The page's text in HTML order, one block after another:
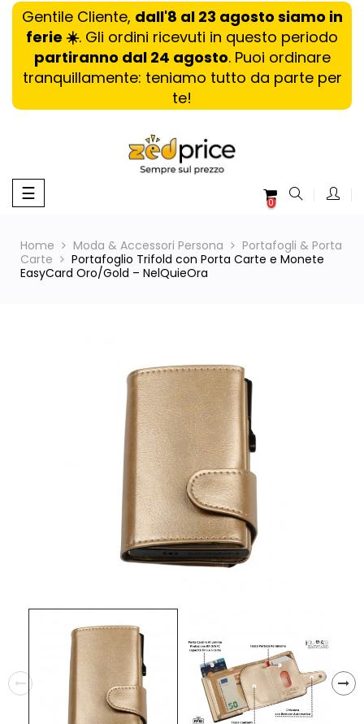
Gentile Cliente, dall'8 al 23 agosto siamo in
ferie ☀️. Gli ordini ricevuti in questo periodo
partiranno dal 24 agosto. Puoi ordinare
tranquillamente: teniamo tutto da parte per
te!
navigazione
Toggle
☰ 0
Home Moda & Accessori Persona
Portafogli & Porta
Carte
Portafoglio Trifold con Porta Carte e Monete
EasyCard Oro/Gold – NelQuieOra